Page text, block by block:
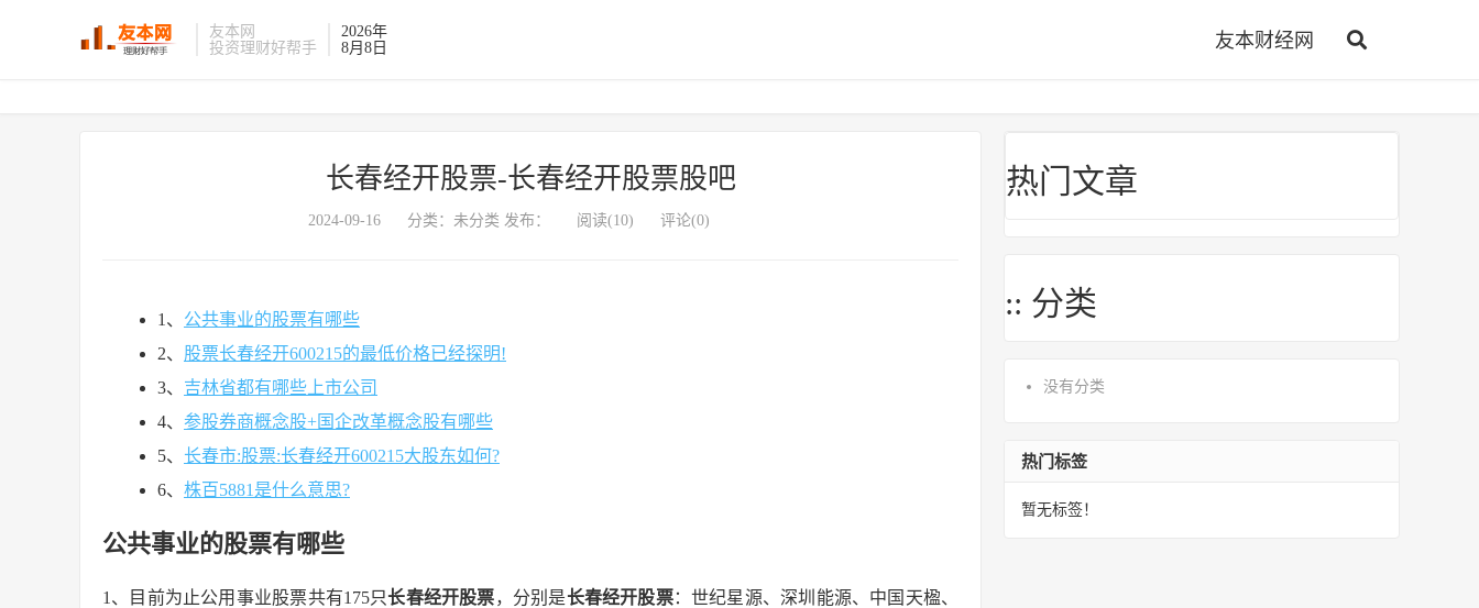
友本网
投资理财好帮手
2026年
8月8日
友本财经网
长春经开股票-长春经开股票股吧
2024-09-16 分类：未分类 发布： 阅读(10) 评论(0)
1、 公共事业的股票有哪些
2、 股票长春经开600215的最低价格已经探明!
3、 吉林省都有哪些上市公司
4、 参股券商概念股+国企改革概念股有哪些
5、 长春市:股票:长春经开600215大股东如何?
6、 株百5881是什么意思?
公共事业的股票有哪些
1、目前为止公用事业股票共有175只长春经开股票，分别是长春经开股票：世纪星源、深圳能源、中国天楹、
热门文章
:: 分类
没有分类
热门标签
暂无标签！